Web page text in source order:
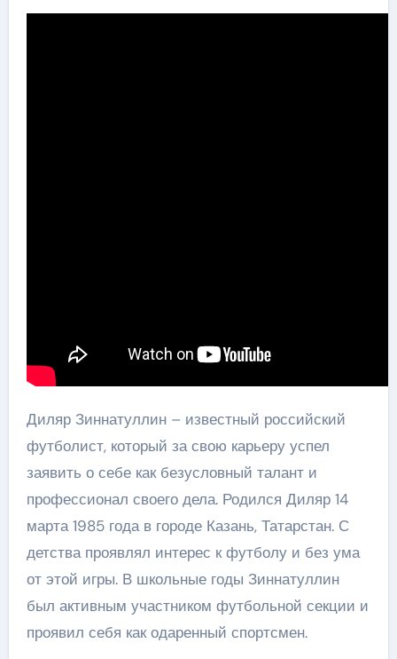
Диляр Зиннатуллин – известный российский
футболист, который за свою карьеру успел
заявить о себе как безусловный талант и
профессионал своего дела. Родился Диляр 14
марта 1985 года в городе Казань, Татарстан. С
детства проявлял интерес к футболу и без ума
от этой игры. В школьные годы Зиннатуллин
был активным участником футбольной секции и
проявил себя как одаренный спортсмен.